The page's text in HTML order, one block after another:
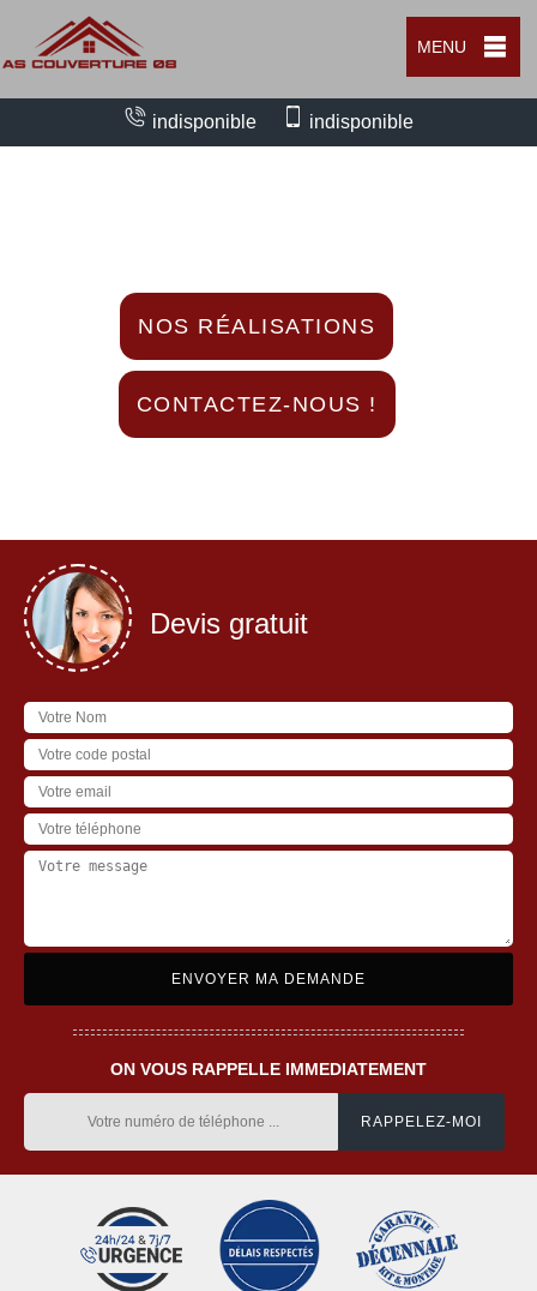
MENU
indisponible indisponible
NOS RÉALISATIONS
CONTACTEZ-NOUS !
Devis gratuit
ON VOUS RAPPELLE IMMEDIATEMENT